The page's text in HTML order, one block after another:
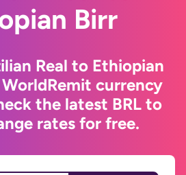
Birr
Real to Ethiopian
currency
the latest BRL to
rates for free.